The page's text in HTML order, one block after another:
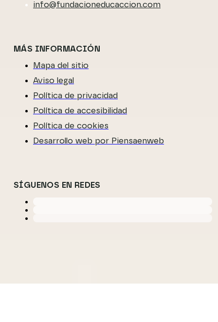
info@fundacioneducaccion.com
MÁS INFORMACIÓN
Mapa del sitio
Aviso legal
Política de privacidad
Política de accesibilidad
Política de cookies
Desarrollo web por Piensaenweb
SÍGUENOS EN REDES